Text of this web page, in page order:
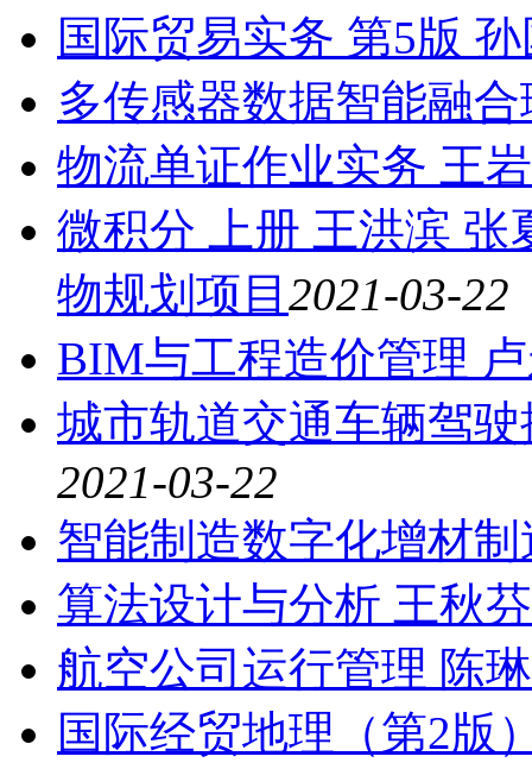
国际贸易实务 第5版
多传感器数据智能融
物流单证作业实务 王岩
微积分 上册 王洪滨 张
物规划项目 2021-03-22
BIM与工程造价管理
城市轨道交通车辆驾
2021-03-22
智能制造数字化增材制
算法设计与分析 王秋芬
航空公司运行管理 陈琳
国际经贸地理（第2版